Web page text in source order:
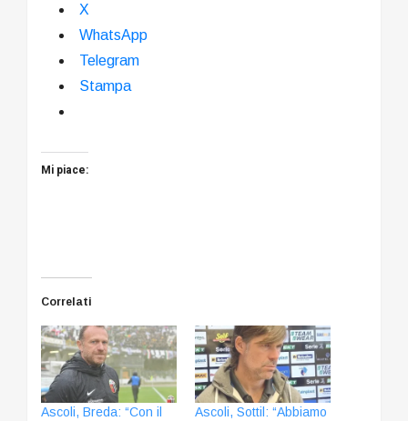
X
WhatsApp
Telegram
Stampa
Mi piace:
Correlati
Ascoli, Breda: “Con il
Ascoli, Sottil: “Abbiamo